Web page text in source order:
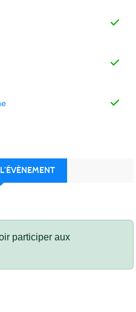
participer aux